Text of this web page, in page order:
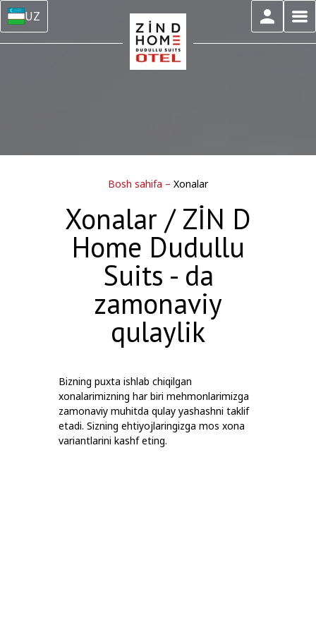
UZ
Bosh sahifa – Xonalar
Xonalar / ZİN D
Home Dudullu
Suits - da
zamonaviy
qulaylik
Bizning puxta ishlab chiqilgan
xonalarimizning har biri mehmonlarimizga
zamonaviy muhitda qulay yashashni taklif
etadi. Sizning ehtiyojlaringizga mos xona
variantlarini kashf eting.